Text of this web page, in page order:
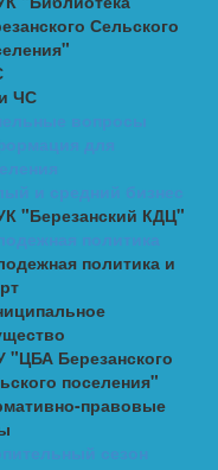
Сельского
ЧС
вопросы
для
и средний бизнес
"Березанский КДЦ"
политика
политика и
"ЦБА Березанского
поселения"
правовые
сезон